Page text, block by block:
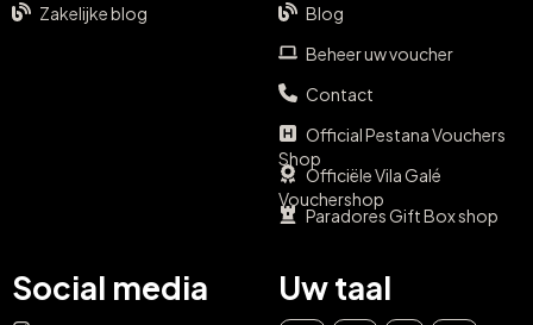
Zakelijke blog
Blog
Beheer uw voucher
Contact
Official Pestana Vouchers
Shop
Officiële Vila Galé
Vouchershop
Paradores Gift Box shop
Social media Uw taal